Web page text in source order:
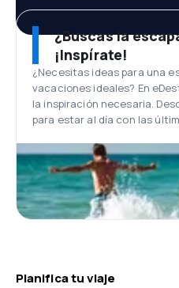
¿Buscas la
¡Inspírate!
¿Necesitas ideas para una
vacaciones ideales? En
la inspiración necesaria.
para estar al día con las
Planifica tu viaje